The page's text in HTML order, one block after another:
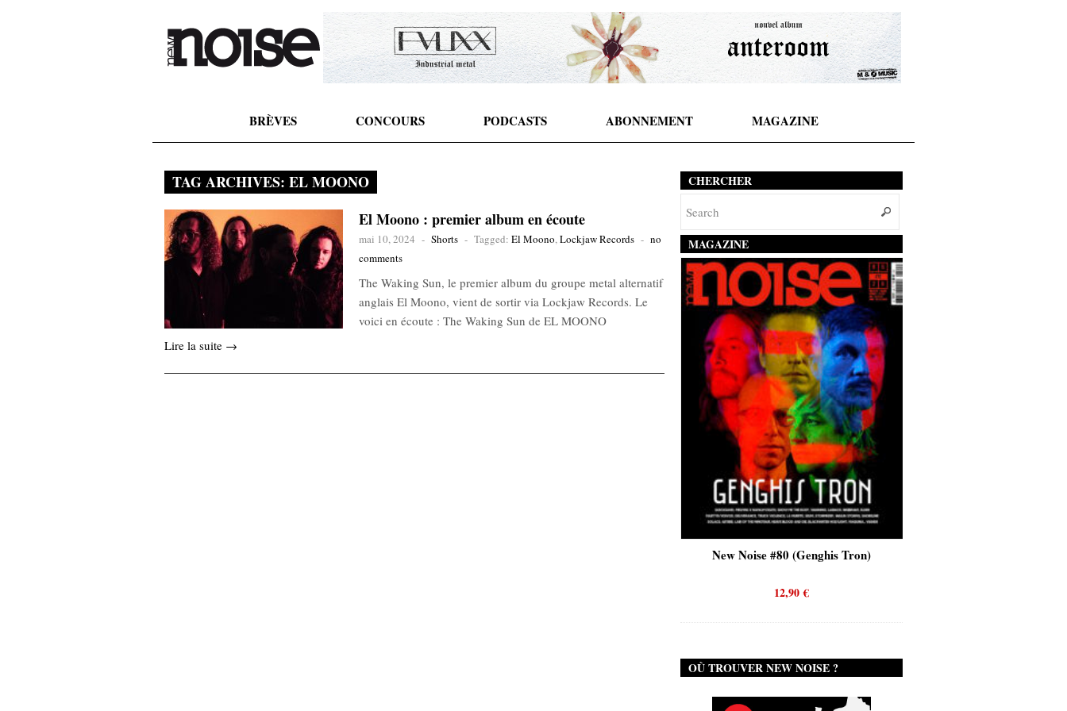
BRÈVES CONCOURS PODCASTS ABONNEMENT MAGAZINE
TAG ARCHIVES: EL MOONO
El Moono : premier album en écoute
mai 10, 2024 - Shorts - Tagged: El Moono,Lockjaw Records - no
comments
The Waking Sun, le premier album du groupe metal alternatif
anglais El Moono, vient de sortir via Lockjaw Records. Le
voici en écoute : The Waking Sun de EL MOONO
Lire la suite →
CHERCHER
MAGAZINE
New Noise #80 (Genghis Tron)
12,90€
OÙ TROUVER NEW NOISE ?